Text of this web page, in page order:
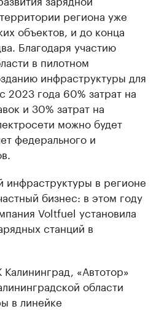
региона уже
объектов, и до конца
Благодаря участию
в пилотном
инфраструктуры для
2023 года 60% затрат на
и 30% затрат на
можно будет
федерального и
инфраструктуры в регионе
бизнес: в этом году
Voltfuel установила
станций в
«Автотор»
области
в линейке